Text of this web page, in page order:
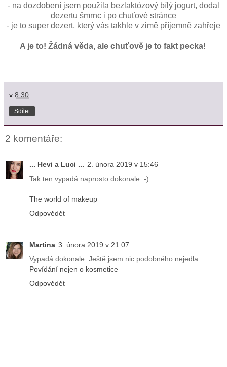
- na dozdobení jsem použila bezlaktózový bílý jogurt, dodal
dezertu šmrnc i po chuťové stránce
- je to super dezert, který vás takhle v zimě příjemně zahřeje
A je to! Žádná věda, ale chuťově je to fakt pecka!
v 8:30
Sdílet
2 komentáře:
... Hevi a Luci ... 2. února 2019 v 15:46
Tak ten vypadá naprosto dokonale :-)
The world of makeup
Odpovědět
Martina 3. února 2019 v 21:07
Vypadá dokonale. Ještě jsem nic podobného nejedla.
Povídání nejen o kosmetice
Odpovědět